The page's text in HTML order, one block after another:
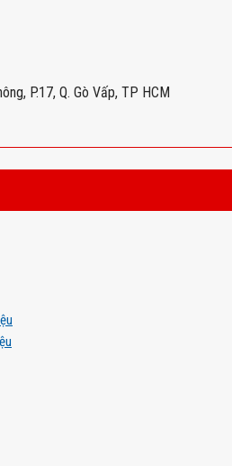
P.17, Q. Gò Vấp, TP HCM